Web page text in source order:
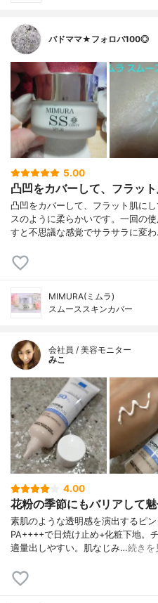
バドママ★フォロバ100◎
5.00
凸凹をカバーして、フラット
凸凹をカバーして、フラット肌に
スのように柔らかいです。一回の
すと不思議な感覚でサラサラに変
MIMURA(ミムラ)
スムーススキンカバー
会社員 / 美容モニター
みこ
4.00
花粉の季節にもバリアして
素肌のような透明感を演出するピ
PA++++で日焼け止め+化粧下地。
適量出しやすい。肌なじみ…続きを